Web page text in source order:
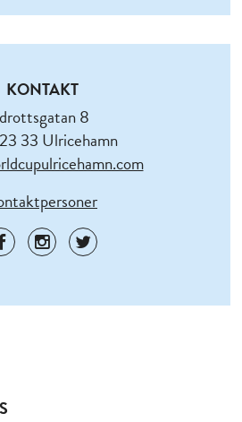
KONTAKT
8
33 Ulricehamn